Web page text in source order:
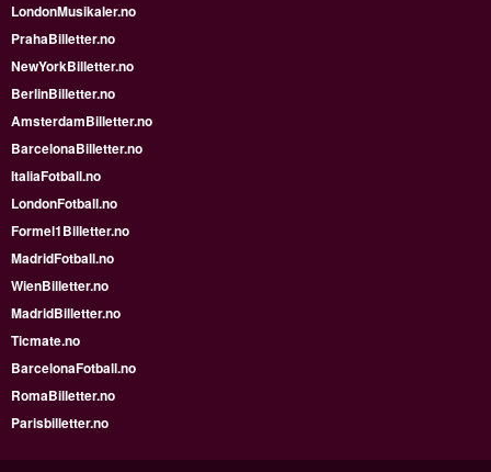
LondonMusikaler.no
PrahaBilletter.no
NewYorkBilletter.no
BerlinBilletter.no
AmsterdamBilletter.no
BarcelonaBilletter.no
ItaliaFotball.no
LondonFotball.no
Formel1Billetter.no
MadridFotball.no
WienBilletter.no
MadridBilletter.no
Ticmate.no
BarcelonaFotball.no
RomaBilletter.no
Parisbilletter.no